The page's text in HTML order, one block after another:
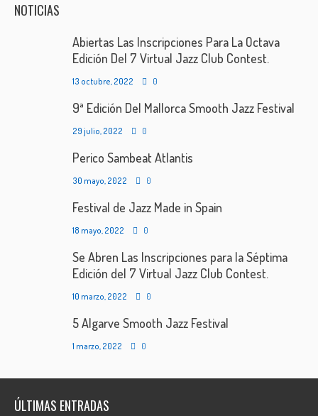
NOTICIAS
Abiertas Las Inscripciones Para La Octava
Edición Del 7 Virtual Jazz Club Contest.
13 octubre, 2022 0
9ª Edición Del Mallorca Smooth Jazz Festival
29 julio, 2022 0
Perico Sambeat Atlantis
30 mayo, 2022 0
Festival de Jazz Made in Spain
18 mayo, 2022 0
Se Abren Las Inscripciones para la Séptima
Edición del 7 Virtual Jazz Club Contest.
10 marzo, 2022 0
5 Algarve Smooth Jazz Festival
1 marzo, 2022 0
ÚLTIMAS ENTRADAS